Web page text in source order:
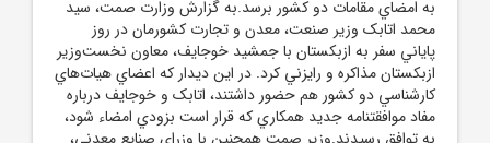
به امضاي مقامات دو کشور برسد.به گزارش وزارت صمت، سيد
محمد اتابک وزير صنعت، معدن و تجارت کشورمان در روز
پاياني سفر به ازبکستان با جمشيد خوجايف، معاون نخست‌وزير
ازبکستان مذاکره و رايزني کرد. در اين ديدار که اعضاي هيات‌هاي
کارشناسي دو کشور هم حضور داشتند، اتابک و خوجايف درباره
مفاد موافقتنامه جديد همکاري که قرار است بزودي امضاء شود،